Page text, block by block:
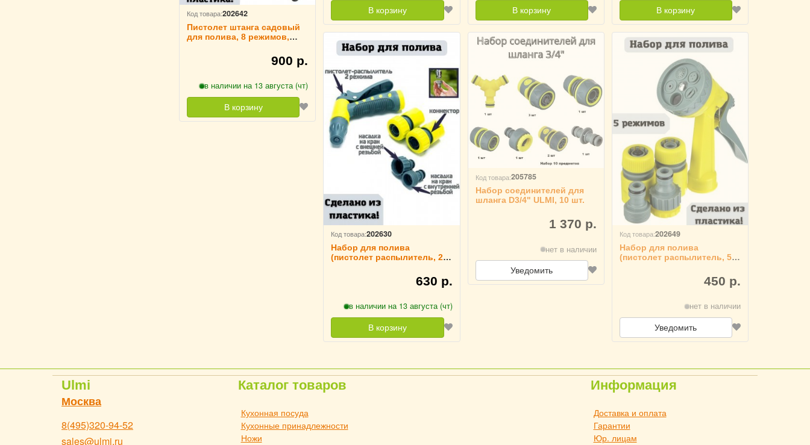
Код товара:202642
Пистолет штанга садовый
для полива, 8 режимов,
900 р.
в наличии на 13 августа (чт)
В корзину
В корзину В корзину В корзину
Код товара:202630
Набор для полива
(пистолет распылитель, 2
630 р.
в наличии на 13 августа (чт)
В корзину
Код товара:205785
Набор соединителей для
шланга D3/4" ULMI, 10 шт.
1 370 р.
нет в наличии
Уведомить
Код товара:202649
Набор для полива
(пистолет распылитель, 5
D1\2, переходник 1\2-3\4)
450 р.
нет в наличии
Уведомить
Ulmi
Москва
8(495)320-94-52
sales@ulmi.ru
Каталог товаров
Кухонная посуда
Кухонные принадлежности
Ножи
Информация
Доставка и оплата
Гарантии
Юр. лицам